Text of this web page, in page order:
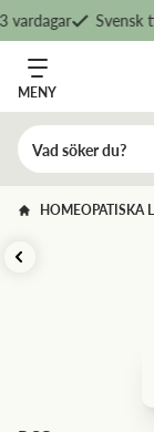
Svensk
MENY
HOMEOPATISKA